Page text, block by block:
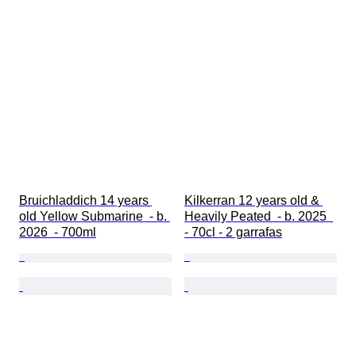
Bruichladdich 14 years
old Yellow Submarine  - b.
2026  - 700ml
Kilkerran 12 years old &
Heavily Peated  - b. 2025
- 70cl - 2 garrafas